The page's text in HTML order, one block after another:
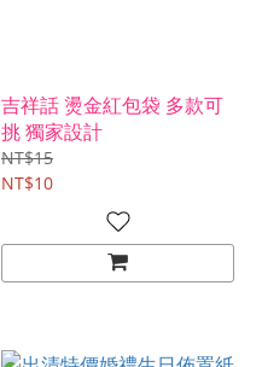
吉祥話 燙金紅包袋 多款可
挑 獨家設計
NT$15
NT$10